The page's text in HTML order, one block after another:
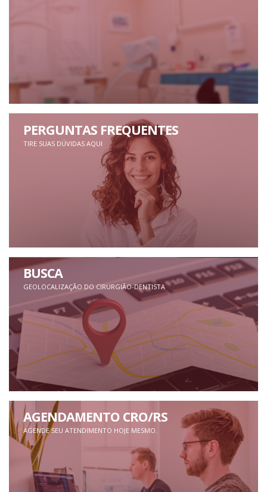
PERGUNTAS FREQUENTES
TIRE SUAS DÚVIDAS AQUI
BUSCA
GEOLOCALIZAÇÃO DO CIRURGIÃO-DENTISTA
AGENDAMENTO CRO/RS
AGENDE SEU ATENDIMENTO HOJE MESMO.